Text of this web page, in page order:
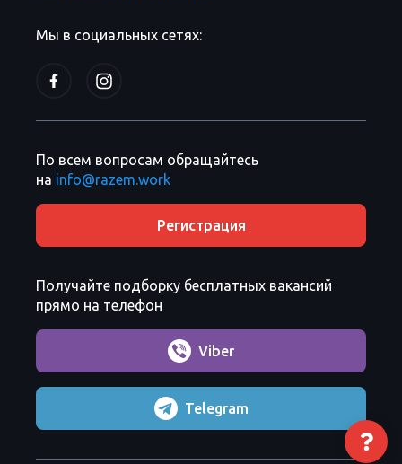
Мы в социальных сетях:
По всем вопросам обращайтесь
на info@razem.work
Регистрация
Получайте подборку бесплатных вакансий
прямо на телефон
Viber
Telegram